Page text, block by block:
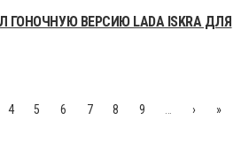
ВЕРСИЮ LADA ISKRA ДЛЯ
4 5 6 7 8 9 › »